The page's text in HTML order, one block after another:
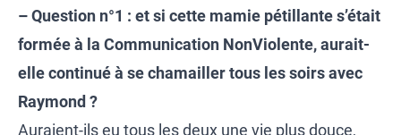
– Question n°1 : et si cette mamie pétillante s’était
formée à la Communication NonViolente, aurait-
elle continué à se chamailler tous les soirs avec
Raymond ?
Auraient-ils eu tous les deux une vie plus douce,